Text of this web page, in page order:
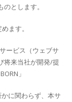
とします。
ます。
ービス（ウェブサ
将来当社が開発/提
」
に関わらず、本サ